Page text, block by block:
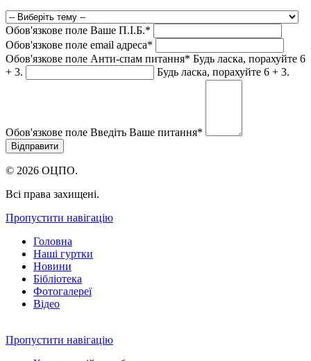
Обов'язкове поле Ваше П.I.Б.*
Обов'язкове поле email адреса*
Обов'язкове поле Анти-спам питання* Будь ласка, порахуйте 6
+ 3.
Будь ласка, порахуйте 6 + 3.
Обов'язкове поле Введіть Ваше питання*
© 2026 ОЦПО.
Всі права захищені.
Пропустити навігацію
Головна
Наші гуртки
Новини
Бібліотека
Фотогалереї
Відео
Пропустити навігацію